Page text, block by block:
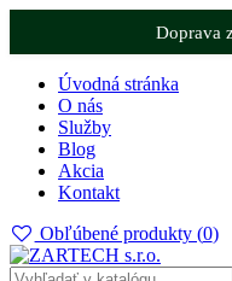
Doprava
Úvodná stránka
O nás
Služby
Blog
Akcia
Kontakt
Obľúbené produkty (0)